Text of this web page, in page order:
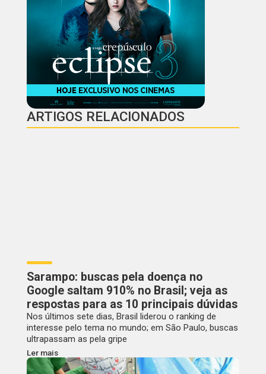
ARTIGOS RELACIONADOS
Sarampo: buscas pela doença no
Google saltam 910% no Brasil; veja as
respostas para as 10 principais dúvidas
Nos últimos sete dias, Brasil liderou o ranking de
interesse pelo tema no mundo; em São Paulo, buscas
ultrapassam as pela gripe
Ler mais